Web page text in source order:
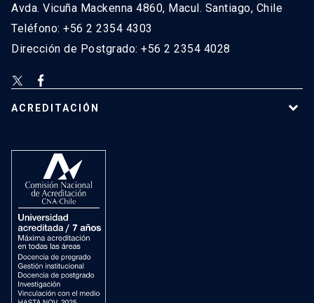
Avda. Vicuña Mackenna 4860, Macul. Santiago, Chile
Teléfono: +56 2 2354 4303
Dirección de Postgrado: +56 2 2354 4028
ACREDITACIÓN